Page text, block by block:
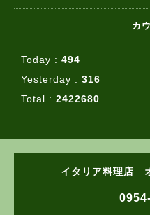
カ
Today : 494
Yesterday : 316
Total : 2422680
イタリア料理店